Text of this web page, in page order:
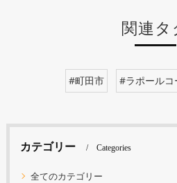
関連タ
#町田市 #ラポールコ
カテゴリー Categories
全てのカテゴリー